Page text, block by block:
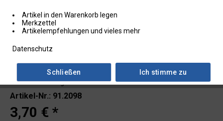
Lieferzeit: ab Lager
Artikel-Nr.: 91.2098
3,70 € *
Artikel in den Warenkorb legen
Merkzettel
Artikelempfehlungen und vieles mehr
Datenschutz
Ich stimme zu
Schließen